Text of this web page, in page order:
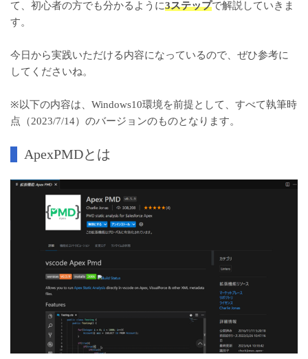
て、初心者の方でも分かるように3ステップで解説していきま
す。
今日から実践いただける内容になっているので、ぜひ参考に
してくださいね。
※以下の内容は、Windows10環境を前提として、すべて執筆時
点（2023/7/14）のバージョンのものとなります。
ApexPMDとは